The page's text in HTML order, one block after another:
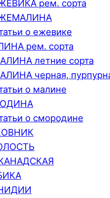
рем. сорта
о ежевике
рем. сорта
летние сорта
черная,
о малине
о смородине